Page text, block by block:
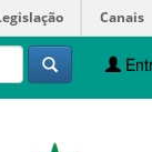
Canais